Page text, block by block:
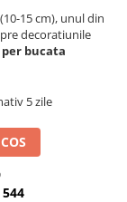
15 cm), unul din
decoratiunile
bucata
5 zile